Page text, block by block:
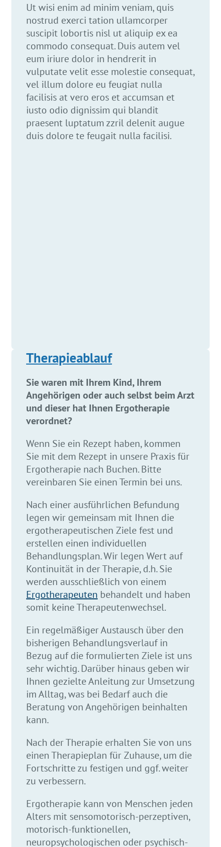
Ut wisi enim ad minim veniam, quis
nostrud exerci tation ullamcorper
suscipit lobortis nisl ut aliquip ex ea
commodo consequat. Duis autem vel
eum iriure dolor in hendrerit in
vulputate velit esse molestie consequat,
vel illum dolore eu feugiat nulla
facilisis at vero eros et accumsan et
iusto odio dignissim qui blandit
praesent luptatum zzril delenit augue
duis dolore te feugait nulla facilisi.
Therapieablauf
Sie waren mit Ihrem Kind, Ihrem
Angehörigen oder auch selbst beim Arzt
und dieser hat Ihnen Ergotherapie
verordnet?
Wenn Sie ein Rezept haben, kommen
Sie mit dem Rezept in unsere Praxis für
Ergotherapie nach Buchen. Bitte
vereinbaren Sie einen Termin bei uns.
Nach einer ausführlichen Befundung
legen wir gemeinsam mit Ihnen die
ergotherapeutischen Ziele fest und
erstellen einen individuellen
Behandlungsplan. Wir legen Wert auf
Kontinuität in der Therapie, d.h. Sie
werden ausschließlich von einem
Ergotherapeuten behandelt und haben
somit keine Therapeutenwechsel.
Ein regelmäßiger Austausch über den
bisherigen Behandlungsverlauf in
Bezug auf die formulierten Ziele ist uns
sehr wichtig. Darüber hinaus geben wir
Ihnen gezielte Anleitung zur Umsetzung
im Alltag, was bei Bedarf auch die
Beratung von Angehörigen beinhalten
kann.
Nach der Therapie erhalten Sie von uns
einen Therapieplan für Zuhause, um die
Fortschritte zu festigen und ggf. weiter
zu verbessern.
Ergotherapie kann von Menschen jeden
Alters mit sensomotorisch-perzeptiven,
motorisch-funktionellen,
neuropsychologischen oder psychisch-